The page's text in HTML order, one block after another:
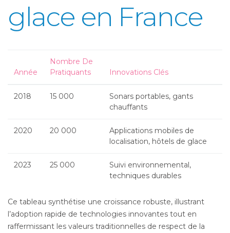
glace en France
Année
Nombre De
Pratiquants
Innovations Clés
2018 15 000
Sonars portables, gants
chauffants
2020 20 000
Applications mobiles de
localisation, hôtels de glace
2023 25 000
Suivi environnemental,
techniques durables
Ce tableau synthétise une croissance robuste, illustrant
l’adoption rapide de technologies innovantes tout en
raffermissant les valeurs traditionnelles de respect de la